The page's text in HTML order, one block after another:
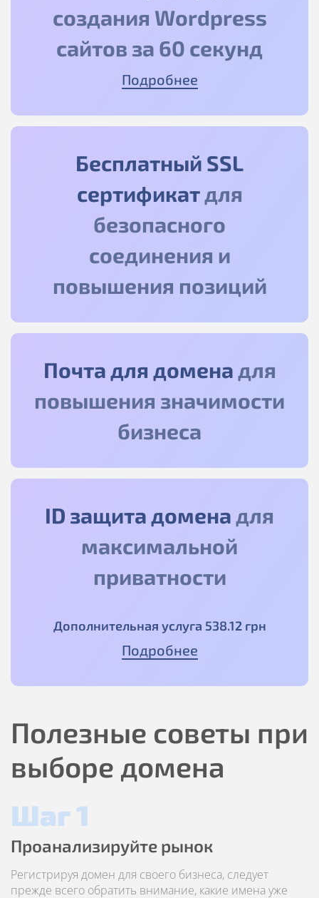
создания Wordpress
сайтов за 60 секунд
Подробнее
Бесплатный SSL
сертификатдля
безопасного
соединения и
повышения позиций
Почта для доменадля
повышения значимости
бизнеса
ID защита доменадля
максимальной
приватности
Дополнительная услуга 538.12грн
Подробнее
Полезные советы при
выборе домена
Шаг 1
Проанализируйте рынок
Регистрируя домен для своего бизнеса, следует
прежде всего обратить внимание, какие имена уже